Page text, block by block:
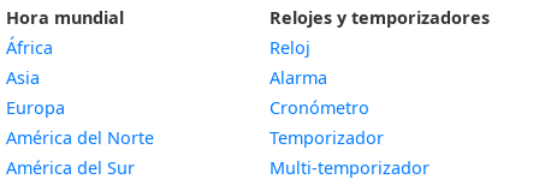
Hora mundial
África
Asia
Europa
América del Norte
América del Sur
Relojes y temporizadores
Reloj
Alarma
Cronómetro
Temporizador
Multi-temporizador